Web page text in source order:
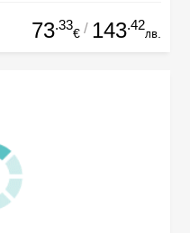
73.33
€ / 143.42
лв.